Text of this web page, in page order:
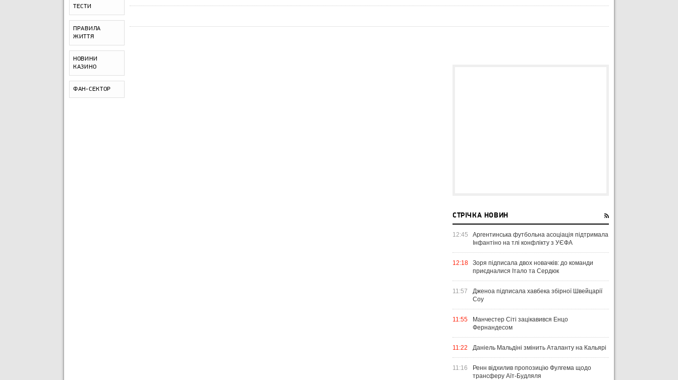
ТЕСТИ
ПРАВИЛА
ЖИТТЯ
НОВИНИ
КАЗИНО
ФАН-СЕКТОР
СТРІЧКА НОВИН
12:45
Аргентинська футбольна асоціація підтримала
Інфантіно на тлі конфлікту з УЄФА
12:18
Зоря підписала двох новачків: до команди
приєдналися Італо та Сердюк
11:57
Дженоа підписала хавбека збірної Швейцарії
Соу
11:55
Манчестер Сіті зацікавився Енцо
Фернандесом
11:22 Даніель Мальдіні змінить Аталанту на Кальярі
11:16
Ренн відхилив пропозицію Фулгема щодо
трансферу Аїт-Будляля